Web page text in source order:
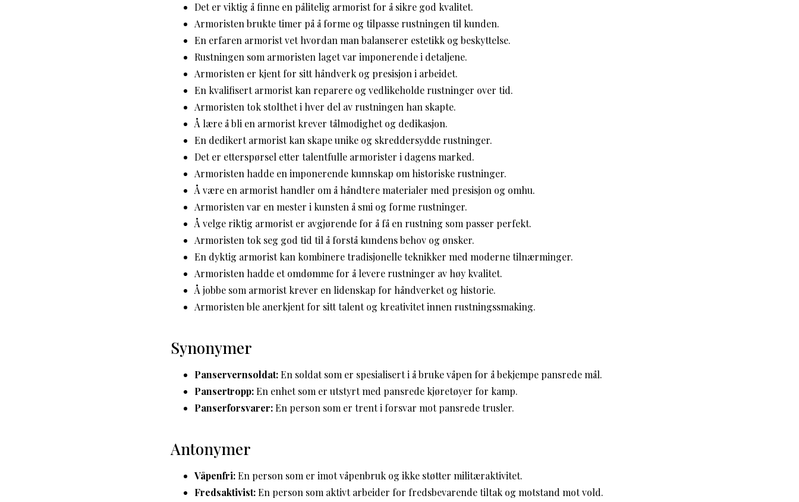
Det er viktig å finne en pålitelig armorist for å sikre god kvalitet.
Armoristen brukte timer på å forme og tilpasse rustningen til kunden.
En erfaren armorist vet hvordan man balanserer estetikk og beskyttelse.
Rustningen som armoristen laget var imponerende i detaljene.
Armoristen er kjent for sitt håndverk og presisjon i arbeidet.
En kvalifisert armorist kan reparere og vedlikeholde rustninger over tid.
Armoristen tok stolthet i hver del av rustningen han skapte.
Å lære å bli en armorist krever tålmodighet og dedikasjon.
En dedikert armorist kan skape unike og skreddersydde rustninger.
Det er etterspørsel etter talentfulle armorister i dagens marked.
Armoristen hadde en imponerende kunnskap om historiske rustninger.
Å være en armorist handler om å håndtere materialer med presisjon og omhu.
Armoristen var en mester i kunsten å smi og forme rustninger.
Å velge riktig armorist er avgjørende for å få en rustning som passer perfekt.
Armoristen tok seg god tid til å forstå kundens behov og ønsker.
En dyktig armorist kan kombinere tradisjonelle teknikker med moderne tilnærminger.
Armoristen hadde et omdømme for å levere rustninger av høy kvalitet.
Å jobbe som armorist krever en lidenskap for håndverket og historie.
Armoristen ble anerkjent for sitt talent og kreativitet innen rustningssmaking.
Synonymer
Panservernsoldat:En soldat som er spesialisert i å bruke våpen for å bekjempe pansrede mål.
Pansertropp:En enhet som er utstyrt med pansrede kjøretøyer for kamp.
Panserforsvarer:En person som er trent i forsvar mot pansrede trusler.
Antonymer
Våpenfri:En person som er imot våpenbruk og ikke støtter militæraktivitet.
Fredsaktivist:En person som aktivt arbeider for fredsbevarende tiltak og motstand mot vold.